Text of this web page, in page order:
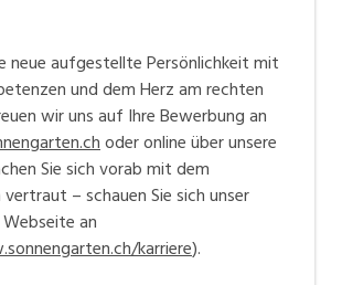
neue aufgestellte Persönlichkeit mit
und dem Herz am rechten
wir uns auf Ihre Bewerbung an
oder online über unsere
Sie sich vorab mit dem
– schauen Sie sich unser
an
karriere).